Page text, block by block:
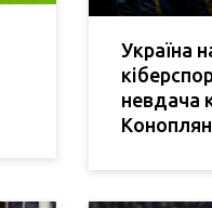
Україна
невдача